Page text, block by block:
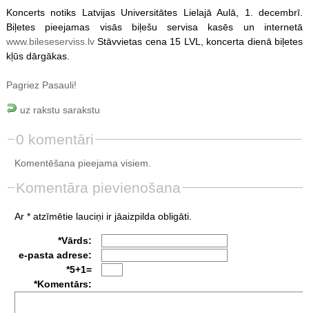
Koncerts notiks Latvijas Universitātes Lielajā Aulā, 1. decembrī.
Biļetes pieejamas visās biļešu servisa kasēs un internetā
www.bileseserviss.lvStāvvietas cena 15 LVL, koncerta dienā biļetes
kļūs dārgākas.
Pagriez Pasauli!
uz rakstu sarakstu
0 komentāri
Komentēšana pieejama visiem.
Komentāra pievienošana
Ar * atzīmētie lauciņi ir jāaizpilda obligāti.
*Vārds:
e-pasta adrese:
*5+1=
*Komentārs: